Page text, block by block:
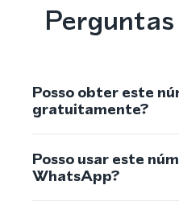
Posso obter este
gratuitamente?
Posso usar este
WhatsApp?